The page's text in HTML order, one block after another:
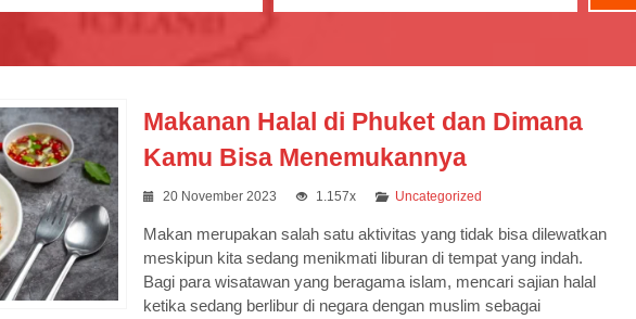
Makanan Halal di Phuket dan Dimana
Kamu Bisa Menemukannya
20 November 2023 1.157x Uncategorized
Makan merupakan salah satu aktivitas yang tidak bisa dilewatkan
meskipun kita sedang menikmati liburan di tempat yang indah.
Bagi para wisatawan yang beragama islam, mencari sajian halal
ketika sedang berlibur di negara dengan muslim sebagai